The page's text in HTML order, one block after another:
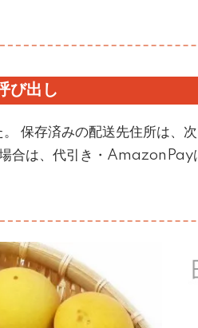
び出し
保存済みの配送先住所は、
合は、代引き・AmazonPay